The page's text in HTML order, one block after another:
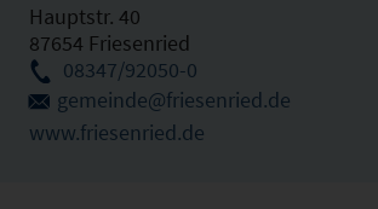
Hauptstr. 40
87654 Friesenried
08347/92050-0
gemeinde@friesenried.de
www.friesenried.de